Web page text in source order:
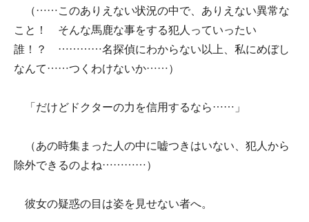
（……このありえない状況の中で、ありえない異常な
こと！ そんな馬鹿な事をする犯人っていったい
誰！？ …………名探偵にわからない以上、私にめぼし
なんて……つくわけないか……）
「だけどドクターの力を信用するなら……」
（あの時集まった人の中に嘘つきはいない、犯人から
除外できるのよね…………）
彼女の疑惑の目は姿を見せない者へ。